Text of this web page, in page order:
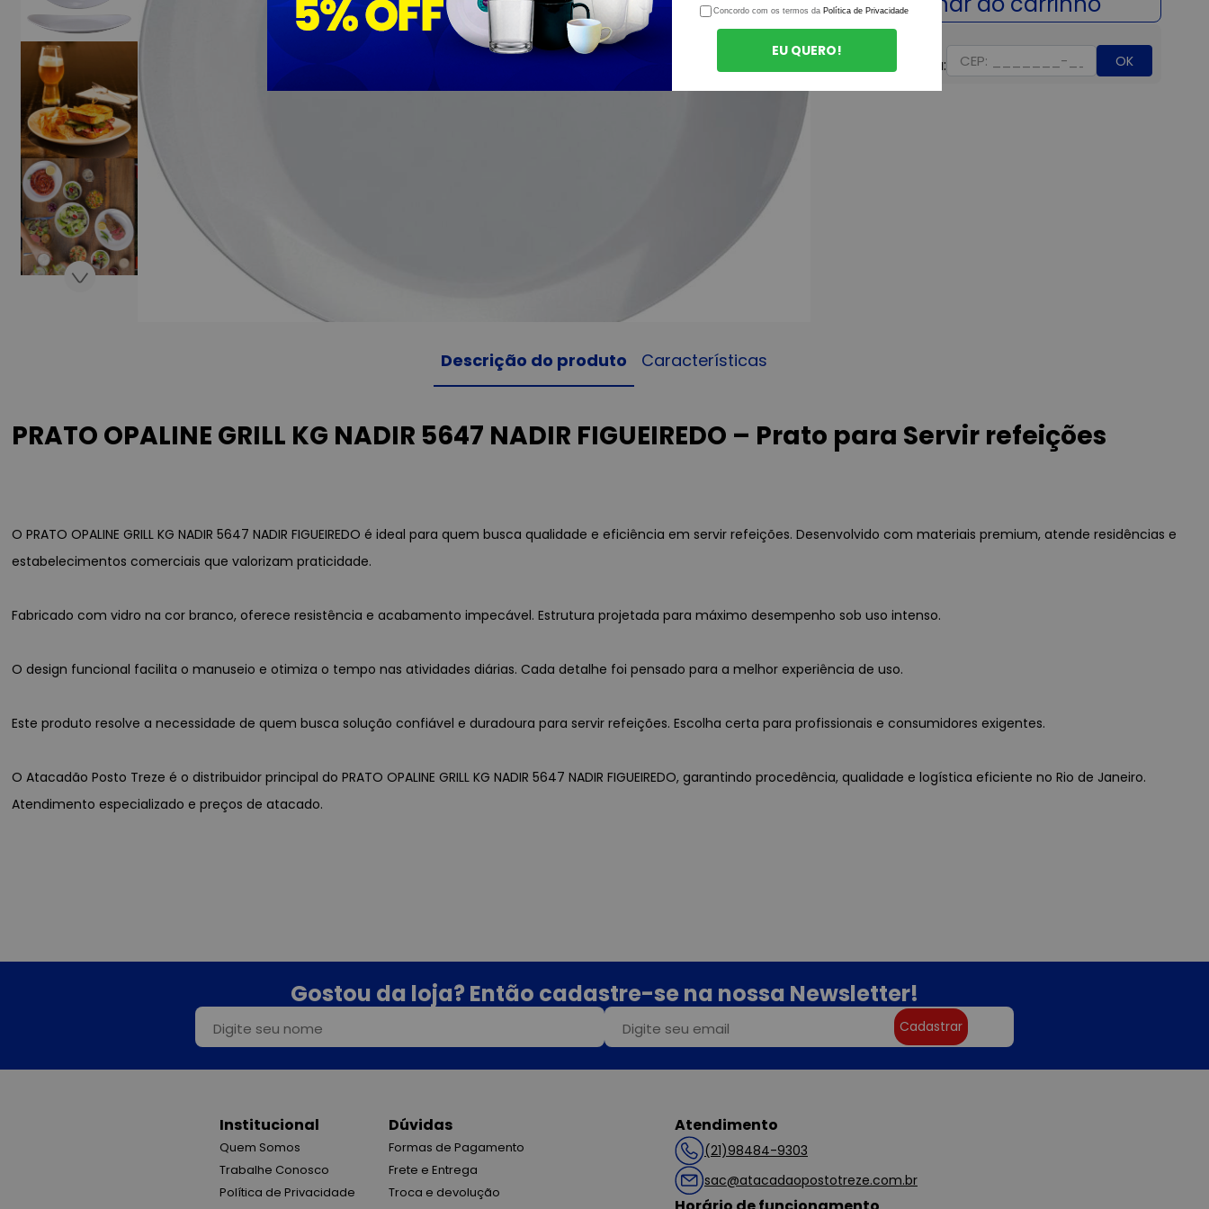
OK
Descrição do produto Características
PRATO OPALINE GRILL KG NADIR 5647 NADIR FIGUEIREDO – Prato para Servir refeições
O PRATO OPALINE GRILL KG NADIR 5647 NADIR FIGUEIREDO é ideal para quem busca qualidade e eficiência em servir refeições. Desenvolvido com materiais premium, atende residências e
estabelecimentos comerciais que valorizam praticidade.
Fabricado com vidro na cor branco, oferece resistência e acabamento impecável. Estrutura projetada para máximo desempenho sob uso intenso.
O design funcional facilita o manuseio e otimiza o tempo nas atividades diárias. Cada detalhe foi pensado para a melhor experiência de uso.
Este produto resolve a necessidade de quem busca solução confiável e duradoura para servir refeições. Escolha certa para profissionais e consumidores exigentes.
O Atacadão Posto Treze é o distribuidor principal do PRATO OPALINE GRILL KG NADIR 5647 NADIR FIGUEIREDO, garantindo procedência, qualidade e logística eficiente no Rio de Janeiro.
Atendimento especializado e preços de atacado.
Gostou da loja? Então cadastre-se na nossa Newsletter!
Cadastrar
Institucional
Quem Somos
Trabalhe Conosco
Política de Privacidade
Dúvidas
Formas de Pagamento
Frete e Entrega
Troca e devolução
Atendimento
(21)98484-9303
sac@atacadaopostotreze.com.br
Concordo com os termos da Política de Privacidade
EU QUERO!